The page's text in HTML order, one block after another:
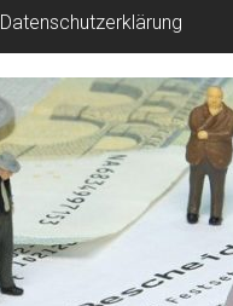
Datenschutzerklärung